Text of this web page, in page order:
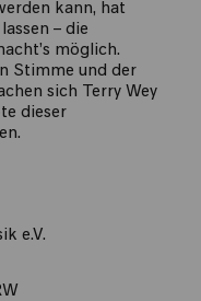
kann, hat
– die
möglich.
Stimme und der
sich Terry Wey
dieser
e.V.